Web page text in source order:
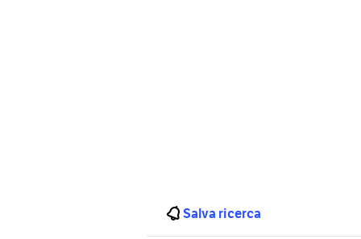
Salva ricerca